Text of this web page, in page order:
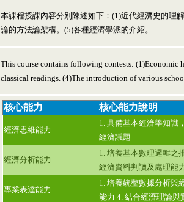
本課程授課內容分別陳述如下：(1)近代經濟史的理
論的方法論架構。(5)各種經濟學派的介紹。
This course contains following contests: (1)Economic
classical readings. (4)The introduction of various
核心能力 核心能力說明
經濟思維能力
1. 具備基本經濟學知識
經濟議題
經濟分析能力
1. 培養基本數理邏輯之
經濟資料判讀及處理能
專業表達能力
1. 培養統整數據分析與
能力 4. 結合經濟理論